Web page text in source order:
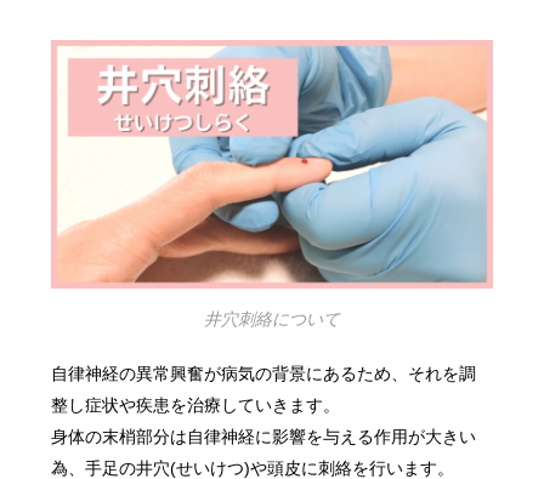
井穴刺絡について
自律神経の異常興奮が病気の背景にあるため、それを調
整し症状や疾患を治療していきます。
身体の末梢部分は自律神経に影響を与える作用が大きい
為、手足の井穴(せいけつ)や頭皮に刺絡を行います。